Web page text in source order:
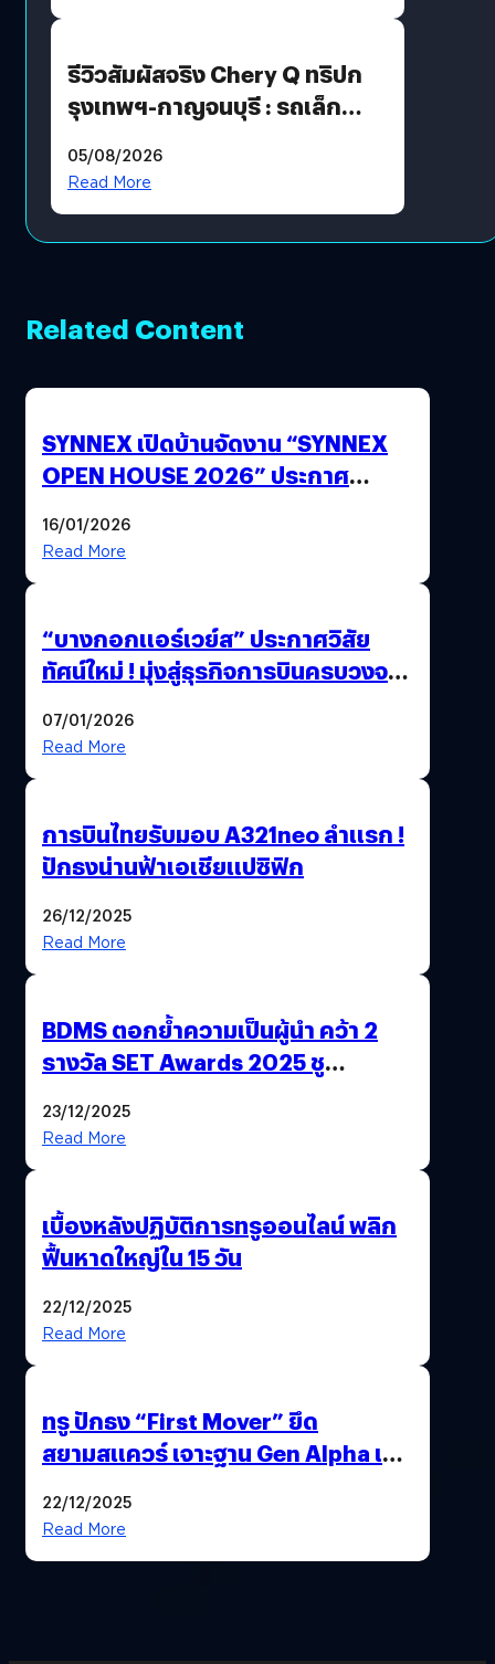
รีวิวสัมผัสจริง Chery Q ทริปก
รุงเทพฯ-กาญจนบุรี : รถเล็ก
ฟังก์ชันเกินตัว
05/08/2026
Read More
Related Content
SYNNEX เปิดบ้านจัดงาน “SYNNEX
OPEN HOUSE 2026” ประกาศ
ได้ 53,000 ล้านบาท
16/01/2026
Read More
“บางกอกแอร์เวย์ส” ประกาศวิสัย
ทัศน์ใหม่ ! มุ่งสู่ธุรกิจการบินครบวงจร
สังคม
07/01/2026
Read More
การบินไทยรับมอบ A321neo ลำแรก !
ปักธงน่านฟ้าเอเชียแปซิฟิก
26/12/2025
Read More
BDMS ตอกย้ำความเป็นผู้นำ คว้า 2
รางวัล SET Awards 2025 ชู
สุขภาพไทยสู่ความยั่งยืน
23/12/2025
Read More
เบื้องหลังปฏิบัติการทรูออนไลน์ พลิก
ฟื้นหาดใหญ่ใน 15 วัน
22/12/2025
Read More
ทรู ปักธง “First Mover” ยึด
สยามสแควร์ เจาะฐาน Gen Alpha เมื่อ
ยุคถัดไป
22/12/2025
Read More